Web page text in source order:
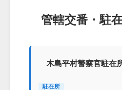
管轄交番・駐
木島平村警察官駐在
駐在所